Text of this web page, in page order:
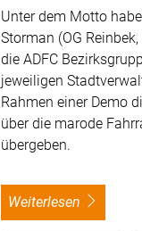
Unter dem Motto
Storman (OG
die ADFC
jeweiligen
Rahmen einer Demo
über die marode
übergeben.
weiterlesen